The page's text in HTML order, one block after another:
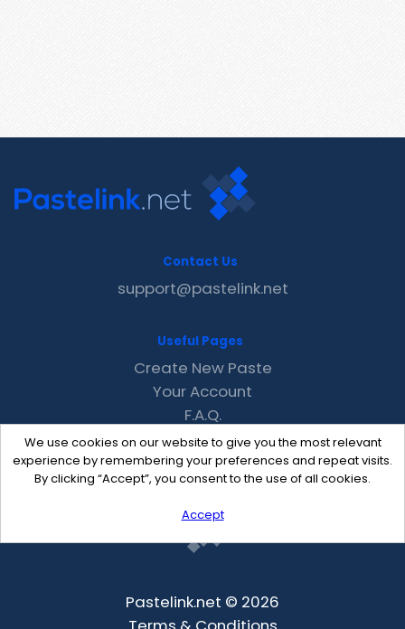
We use cookies on our website to give you the most relevant
experience by remembering your preferences and repeat visits.
By clicking “Accept”, you consent to the use of all cookies.
Accept
Contact Us
support@pastelink.net
Useful Pages
Create New Paste
Your Account
F.A.Q.
Recent
Contact
Pastelink.net © 2026